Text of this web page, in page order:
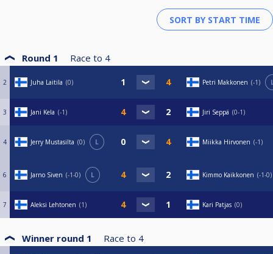
Round 1 Race to 4
2 Juha Laitila 0 Petri Makkonen -1
3 Jani Kela -1 Jiri Seppä 0-1
4 Jerry Mustasilta 0 L Miikka Hirvonen -1
6 Jarno Siven -1-0 L Kimmo Kaikkonen -1-0
7 Aleksi Lehtonen 1 Kari Patjas 0
Winner round 1 Race to 4